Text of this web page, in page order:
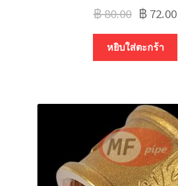
฿80.00 ฿ 72.00
หยิบใส่ตะกร้า